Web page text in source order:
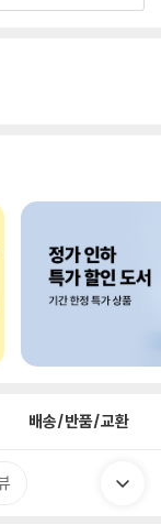
배송/반품/교환